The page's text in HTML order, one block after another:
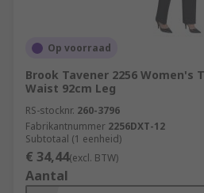
Op voorraad
Brook Tavener 2256 Women's
Waist 92cm Leg
RS-stocknr. 260-3796
Fabrikantnummer 2256DXT-12
Subtotaal (1 eenheid)
€ 34,44(excl. BTW)
Aantal